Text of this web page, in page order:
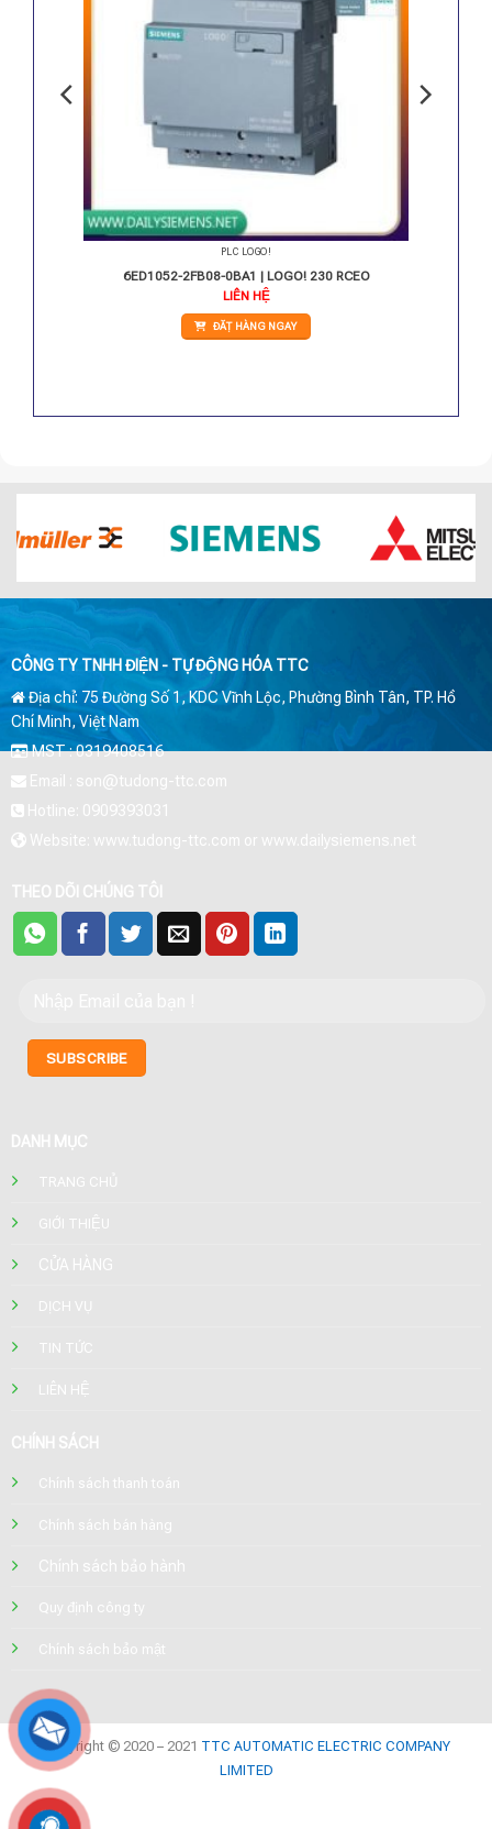
PLC LOGO!
6ED1052-2FB08-0BA1 | LOGO! 230 RCEO
LIÊN HỆ
ĐẶT HÀNG NGAY
CÔNG TY TNHH ĐIỆN - TỰ ĐỘNG HÓA TTC
Địa chỉ: 75 Đường Số 1, KDC Vĩnh Lộc, Phường Bình Tân, TP. Hồ
Chí Minh, Việt Nam
MST : 0319408516
Email : son@tudong-ttc.com
Hotline: 0909393031
Website: www.tudong-ttc.com or www.dailysiemens.net
THEO DÕI CHÚNG TÔI
DANH MỤC
TRANG CHỦ
GIỚI THIỆU
CỬA HÀNG
DỊCH VỤ
TIN TỨC
LIÊN HỆ
CHÍNH SÁCH
Chính sách thanh toán
Chính sách bán hàng
Chính sách bảo hành
Quy định công ty
Chính sách bảo mật
Copyright © 2020 – 2021 TTC AUTOMATIC ELECTRIC COMPANY
LIMITED